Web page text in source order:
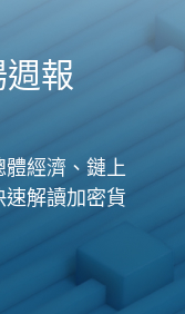
報
經濟、鏈上
解讀加密貨